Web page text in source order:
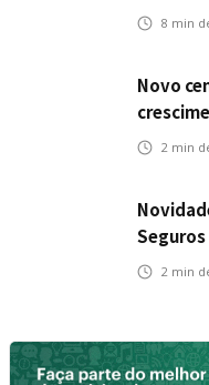
8 min
Novo
veículos
2 min
na 2 min